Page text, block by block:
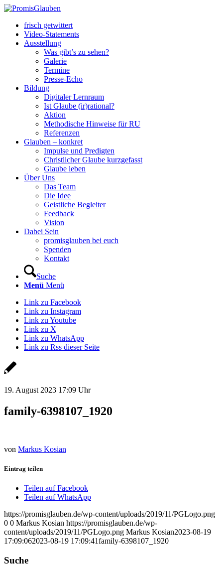
frisch getwittert
Video-Statements
Ausstellung
Was gibt’s zu sehen?
Galerie
Termine
Presse-Echo
Bildung
Digitaler Lernraum
Ist Glaube (ir)rational?
Aktion
Methodische Hinweise für RU
Referenzen
Glauben – konkret
Impulse und Predigten
Christlicher Glaube kurzgefasst
Glaube leben
Über Uns
Das Team
Die Idee
Geistliche Begleiter
Feedback
Vision
Dabei Sein
promisglauben bei euch
Spenden
Kontakt
Suche
Menü Menü
Link zu Facebook
Link zu Instagram
Link zu Youtube
Link zu X
Link zu WhatsApp
Link zu Rss dieser Seite
19. August 2023 17:09 Uhr
family-6398107_1920
von Markus Kosian
Eintrag teilen
Teilen auf Facebook
Teilen auf WhatsApp
https://promisglauben.de/wp-content/uploads/2019/11/PGLogo.png
0 0 Markus Kosian https://promisglauben.de/wp-
content/uploads/2019/11/PGLogo.png Markus Kosian2023-08-19
17:09:062023-08-19 17:09:41family-6398107_1920
Suche